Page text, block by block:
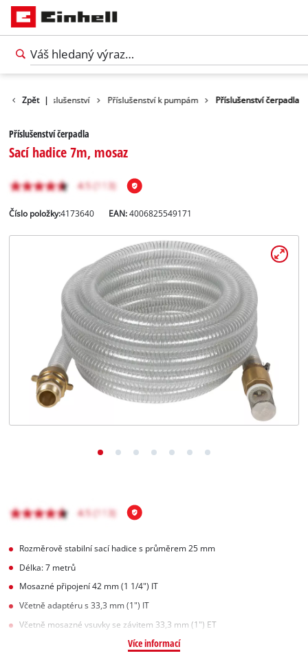
čeština
English
Deutsch
Zpět |
Zahradní příslušenství Příslušenství k pumpám Příslušenství čerpadla
Příslušenství čerpadla
Sací hadice 7m, mosaz
Číslo položky:4173640 EAN:4006825549171
Rozměrově stabilní sací hadice s průměrem 25 mm
Délka: 7 metrů
Mosazné připojení 42 mm (1 1/4") IT
Včetně adaptéru s 33,3 mm (1") IT
Včetně mosazné vsuvky se závitem 33,3 mm (1") ET
Více informací